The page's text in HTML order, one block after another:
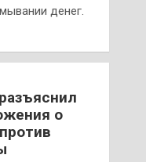
денег.
о